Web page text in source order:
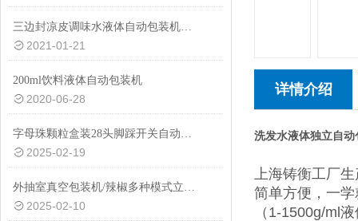
三边封凉皮调味水液体自动包装机品牌
2021-01-21
200ml饮料液体自动包装机
2020-06-28
字母珠颗粒盒装28头脚踩开关自动称重分装机设备
2025-02-19
外抽室真空包装机/辣椒多种模式立式真空包装机品牌
2025-02-10
详情介绍
洗发水液体独立自动
上海铸衡工厂
简单方便，一
（1-1500g/ml